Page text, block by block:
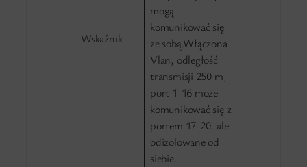
Wskaźnik
mogą
komunikować się
ze sobą.Włączona
Vlan, odległość
transmisji 250 m,
port 1-16 może
komunikować się z
portem 17-20, ale
odizolowane od
siebie.